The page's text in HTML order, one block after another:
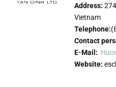
Address:
Vietnam
Telephone:
Contact
E-Mail:
Website: